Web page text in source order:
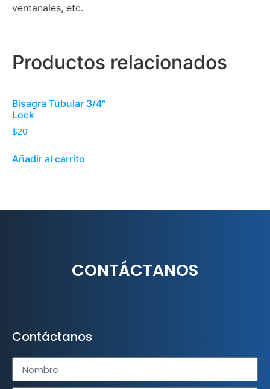
ventanales, etc.
Productos relacionados
Bisagra Tubular 3/4″
Lock
$20
Añadir al carrito
CONTÁCTANOS
Contáctanos